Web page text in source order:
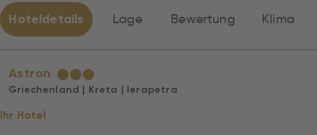
Hoteldetails Lage Bewertung Klima
Astron ★★★
Griechenland | Kreta | Ierapetra
Ihr Hotel